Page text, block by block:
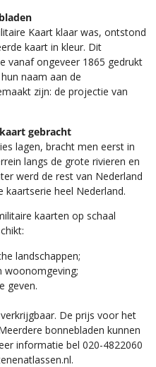
Kaart klaar was, ontstond
kaart in kleur. Dit
vanaf ongeveer 1865 gedrukt
naam aan de
zijn: de projectie van
gebracht
lagen, bracht men eerst in
langs de grote rivieren en
werd de rest van Nederland
kaartserie heel Nederland.
kaarten op schaal
landschappen;
woonomgeving;
geven.
De prijs voor het
bonnebladen kunnen
informatie bel 020-4822060